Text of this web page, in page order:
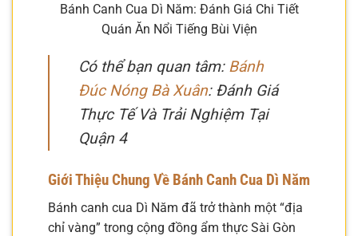
Bánh Canh Cua Dì Năm: Đánh Giá Chi Tiết
Quán Ăn Nổi Tiếng Bùi Viện
Có thể bạn quan tâm: Bánh
Đúc Nóng Bà Xuân: Đánh Giá
Thực Tế Và Trải Nghiệm Tại
Quận 4
Giới Thiệu Chung Về Bánh Canh Cua Dì Năm
Bánh canh cua Dì Năm đã trở thành một “địa
chỉ vàng” trong cộng đồng ẩm thực Sài Gòn